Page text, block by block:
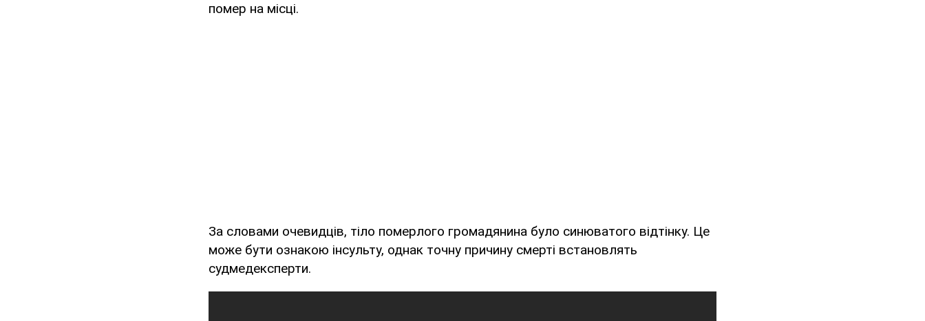
помер на місці.
За словами очевидців, тіло померлого громадянина було синюватого відтінку. Це
може бути ознакою інсульту, однак точну причину смерті встановлять
судмедексперти.